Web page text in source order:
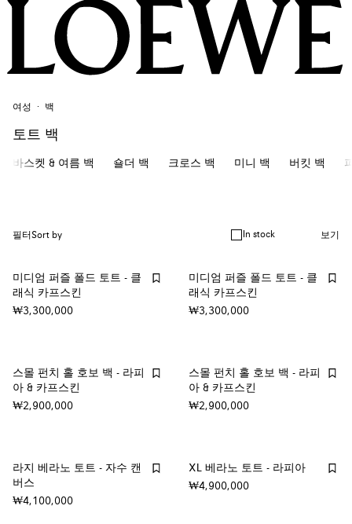
여성 백
토트 백
바스켓 & 여름 백 숄더 백 크로스 백 미니 백 버킷 백
필터Sort by In stock 보기
미디엄 퍼즐 폴드 토트 - 클
래식 카프스킨
₩3,300,000
미디엄 퍼즐 폴드 토트 - 클
래식 카프스킨
₩3,300,000
스몰 펀치 홀 호보 백 - 라피
아 & 카프스킨
₩2,900,000
스몰 펀치 홀 호보 백 - 라피
아 & 카프스킨
₩2,900,000
라지 베라노 토트 - 자수 캔
버스
₩4,100,000
XL 베라노 토트 - 라피아
₩4,900,000